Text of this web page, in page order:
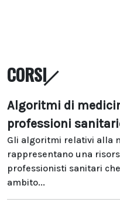
CORSI
Algoritmi di
professioni
Gli algoritmi relativi alla
rappresentano una
professionisti sanitari
ambito...